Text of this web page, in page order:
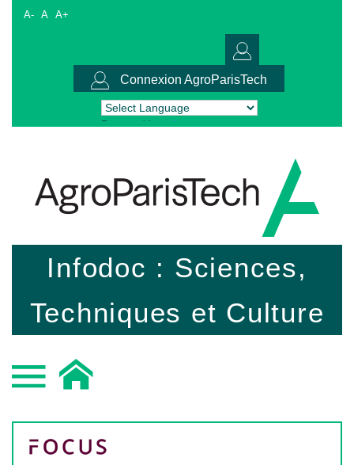
A- A A+
Connexion AgroParisTech
Powered by Translate
Infodoc : Sciences,
Techniques et Culture